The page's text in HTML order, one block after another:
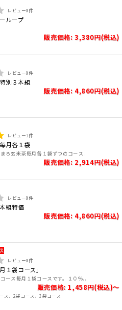
レビュー0件
ループ
販売価格: 3,380円(税込)
レビュー0件
別３本組
販売価格: 4,860円(税込)
レビュー1件
月各１袋
ろ玄米茶毎月各１袋ずつのコース..
販売価格: 2,914円(税込)
レビュー0件
組特価
販売価格: 4,860円(税込)
レビュー0件
１袋コース」
ース毎月１袋コースです。１０％..
販売価格: 1,458円(税込)～
、2袋コース、3袋コース